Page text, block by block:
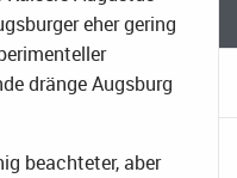
eher gering
dränge Augsburg
beachteter, aber